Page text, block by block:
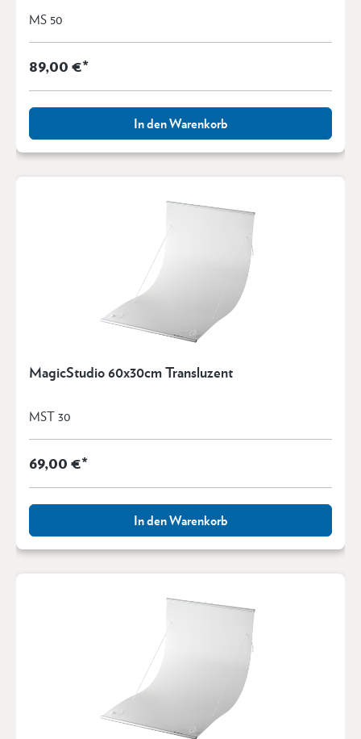
MS 50
89,00 €*
In den Warenkorb
MagicStudio 60x30cm Transluzent
MST 30
69,00 €*
In den Warenkorb